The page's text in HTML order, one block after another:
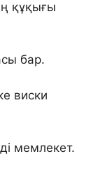
құқығы
бар.
виски
мемлекет.